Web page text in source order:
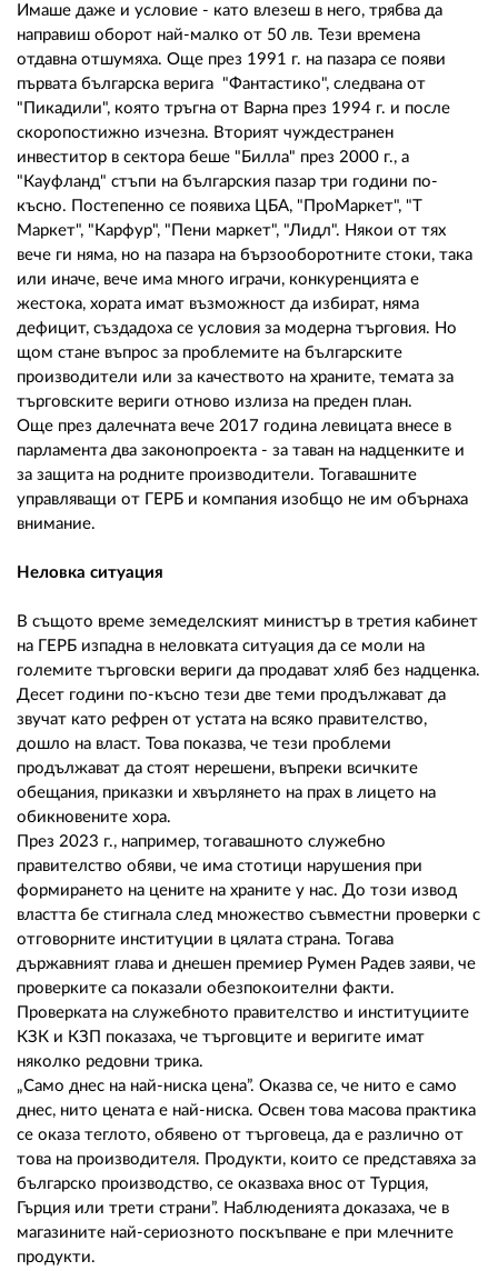
Имаше даже и условие - като влезеш в него, трябва да
направиш оборот най-малко от 50 лв. Тези времена
отдавна отшумяха. Още през 1991 г. на пазара се появи
първата българска верига "Фантастико", следвана от
"Пикадили", която тръгна от Варна през 1994 г. и после
скоропостижно изчезна. Вторият чуждестранен
инвеститор в сектора беше "Билла" през 2000 г., а
"Кауфланд" стъпи на българския пазар три години по-
късно. Постепенно се появиха ЦБА, "ПроМаркет", "Т
Маркет", "Карфур", "Пени маркет", "Лидл". Някои от тях
вече ги няма, но на пазара на бързооборотните стоки, така
или иначе, вече има много играчи, конкуренцията е
жестока, хората имат възможност да избират, няма
дефицит, създадоха се условия за модерна търговия. Но
щом стане въпрос за проблемите на българските
производители или за качеството на храните, темата за
търговските вериги отново излиза на преден план.
Още през далечната вече 2017 година левицата внесе в
парламента два законопроекта - за таван на надценките и
за защита на родните производители. Тогавашните
управляващи от ГЕРБ и компания изобщо не им обърнаха
внимание.
Неловка ситуация
В същото време земеделският министър в третия кабинет
на ГЕРБ изпадна в неловката ситуация да се моли на
големите търговски вериги да продават хляб без надценка.
Десет години по-късно тези две теми продължават да
звучат като рефрен от устата на всяко правителство,
дошло на власт. Това показва, че тези проблеми
продължават да стоят нерешени, въпреки всичките
обещания, приказки и хвърлянето на прах в лицето на
обикновените хора.
През 2023 г., например, тогавашното служебно
правителство обяви, че има стотици нарушения при
формирането на цените на храните у нас. До този извод
властта бе стигнала след множество съвместни проверки с
отговорните институции в цялата страна. Тогава
държавният глава и днешен премиер Румен Радев заяви, че
проверките са показали обезпокоителни факти.
Проверката на служебното правителство и институциите
КЗК и КЗП показаха, че търговците и веригите имат
няколко редовни трика.
„Само днес на най-ниска цена”. Оказва се, че нито е само
днес, нито цената е най-ниска. Освен това масова практика
се оказа теглото, обявено от търговеца, да е различно от
това на производителя. Продукти, които се представяха за
българско производство, се оказваха внос от Турция,
Гърция или трети страни”. Наблюденията доказаха, че в
магазините най-сериозното поскъпване е при млечните
продукти.